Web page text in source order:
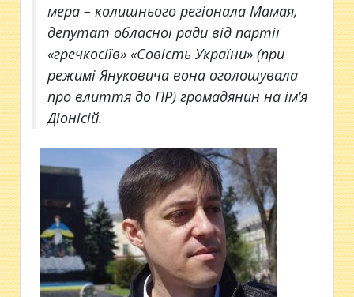
мера – колишнього регіонала Мамая,
депутат обласної ради від партії
«гречкосіїв» «Совість України» (при
режимі Януковича вона оголошувала
про влиття до ПР) громадянин на ім’я
Діонісій.